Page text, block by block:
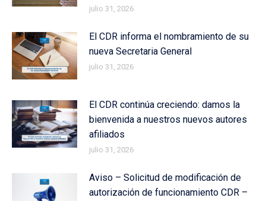
julio 31, 2026
El CDR informa el nombramiento de su
nueva Secretaria General
julio 31, 2026
El CDR continúa creciendo: damos la
bienvenida a nuestros nuevos autores
afiliados
julio 31, 2026
Aviso – Solicitud de modificación de
autorización de funcionamiento CDR –